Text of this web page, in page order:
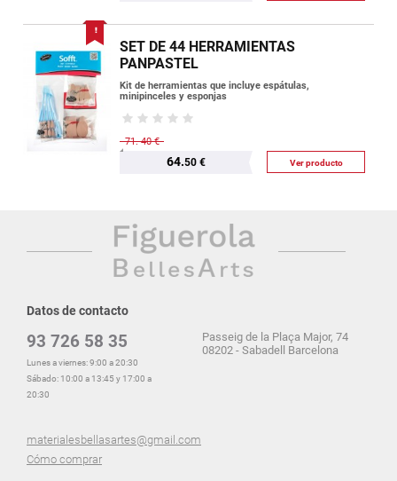
SET DE 44 HERRAMIENTAS
PANPASTEL
Kit de herramientas que incluye espátulas,
minipinceles y esponjas
71.40 €
64.50 € Ver producto
Datos de contacto
93 726 58 35
Lunes a viernes: 9:00 a 20:30
Sábado: 10:00 a 13:45 y 17:00 a
20:30
materialesbellasartes@gmail.com
Cómo comprar
Passeig de la Plaça Major, 74
08202 - Sabadell Barcelona